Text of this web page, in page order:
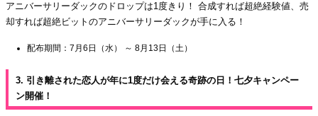
アニバーサリーダックのドロップは1度きり！ 合成すれば超絶経験値、売
却すれば超絶ビットのアニバーサリーダックが手に入る！
配布期間：7月6日（水） ～ 8月13日（土）
3. 引き離された恋人が年に1度だけ会える奇跡の日！七夕キャンペー
ン開催！